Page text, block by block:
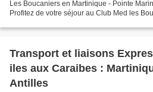
Les Boucaniers en Martinique - Pointe
Profitez de votre séjour au Club Med les
Transport et liaisons
iles aux Caraibes :
Antilles